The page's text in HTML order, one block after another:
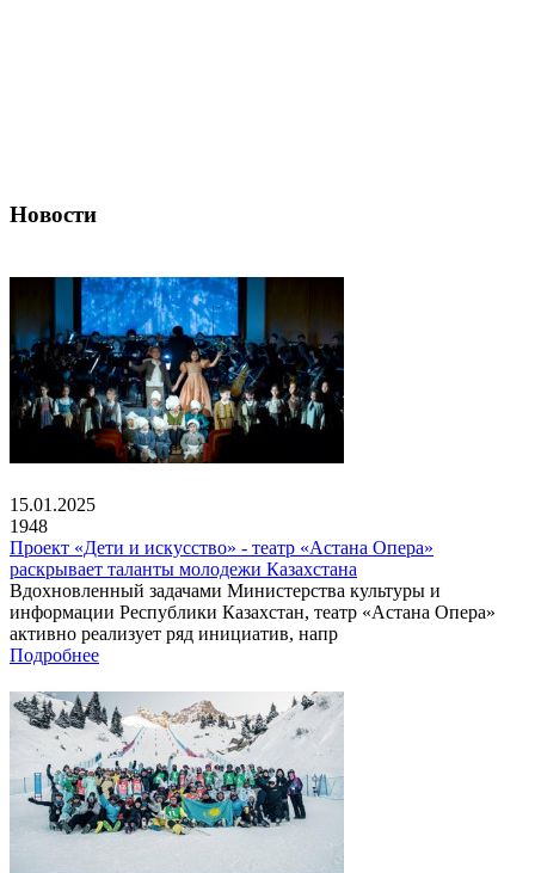
Новости
15.01.2025
1948
Проект «Дети и искусство» - театр «Астана Опера»
раскрывает таланты молодежи Казахстана
Вдохновленный задачами Министерства культуры и
информации Республики Казахстан, театр «Астана Опера»
активно реализует ряд инициатив, напр
Подробнее